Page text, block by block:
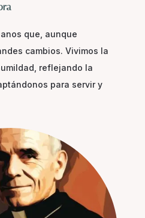
que, aunque
cambios. Vivimos la
reflejando la
para servir y